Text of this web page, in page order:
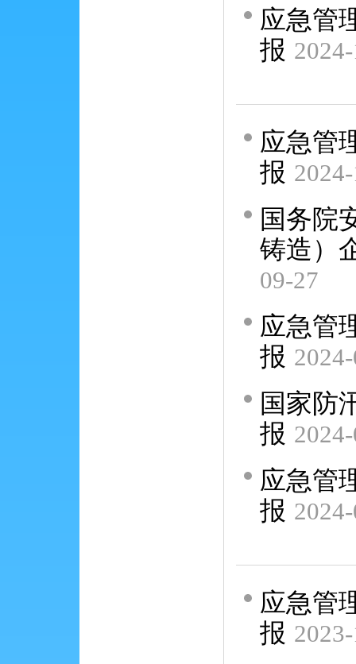
应急管
报
应急管
报
国务院
铸造）
09-27
应急管
报
国家防
报
应急管
报
应急管
报